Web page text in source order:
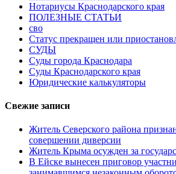
Нотариусы Краснодарского края
ПОЛЕЗНЫЕ СТАТЬИ
сво
Статус прекращен или
СУДЫ
Суды города Краснодара
Суды Краснодарского края
Юридические калькуляторы
Свежие записи
Житель Северского района
совершении диверсии
Житель Крыма осужден за
В Ейске вынесен приговор